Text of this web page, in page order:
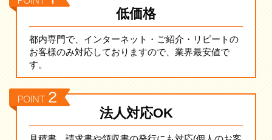
低価格
都内専門で、インターネット・ご紹介・リピートの
お客様のみ対応しておりますので、業界最安値で
す。
法人対応OK